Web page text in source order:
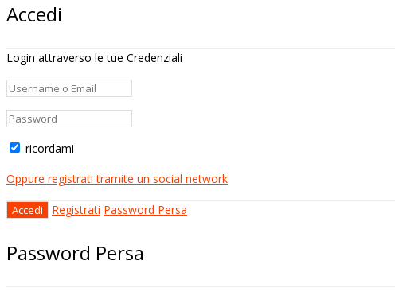
Accedi
Login attraverso le tue Credenziali
ricordami
Oppure registrati tramite un social network
Registrati Password Persa
Password Persa